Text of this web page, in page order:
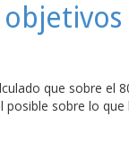
que sobre el
sobre lo